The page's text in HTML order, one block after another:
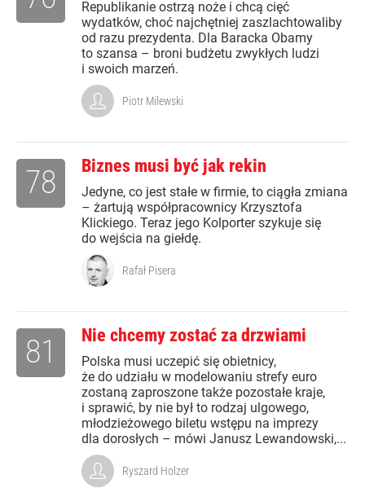
Republikanie ostrzą noże i chcą cięć
wydatków, choć najchętniej zaszlachtowaliby
od razu prezydenta. Dla Baracka Obamy
to szansa – broni budżetu zwykłych ludzi
i swoich marzeń.
Piotr Milewski
Biznes musi być jak rekin
Jedyne, co jest stałe w firmie, to ciągła zmiana
– żartują współpracownicy Krzysztofa
Klickiego. Teraz jego Kolporter szykuje się
do wejścia na giełdę.
78
Rafał Pisera
Nie chcemy zostać za drzwiami
Polska musi uczepić się obietnicy,
że do udziału w modelowaniu strefy euro
zostaną zaproszone także pozostałe kraje,
i sprawić, by nie był to rodzaj ulgowego,
młodzieżowego biletu wstępu na imprezy
dla dorosłych – mówi Janusz Lewandowski,...
81
Ryszard Holzer